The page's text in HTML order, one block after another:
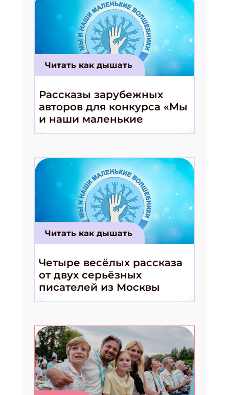
Читать как дышать
Рассказы зарубежных
авторов для конкурса «Мы
и наши маленькие
волшебники!»
Читать как дышать
Четыре весёлых рассказа
от двух серьёзных
писателей из Москвы
Подпишись на рассылку
Получи электронный "Классный журнал" в
Укажите имя
Укажите Ваш Email